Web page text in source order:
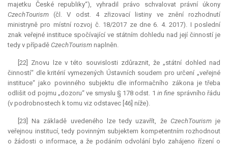
majetku České republiky“), vyhradil právo schvalovat právní úkony
CzechTourism (čl. V odst. 4 zřizovací listiny ve znění rozhodnutí
ministryně pro místní rozvoj č. 18/2017 ze dne 6. 4. 2017). I poslední
znak veřejné instituce spočívající ve státním dohledu nad její činností je
tedy v případě CzechTourism naplněn.
[22] Znovu lze v této souvislosti zdůraznit, že „státní dohled nad
činností“ dle kritérií vymezených Ústavních soudem pro určení „veřejné
instituce“ jako povinného subjektu dle informačního zákona je třeba
odlišit od pojmu „dozoru“ ve smyslu § 178 odst. 1in fine správního řádu
(v podrobnostech k tomu viz odstavec [46] níže).
[23] Na základě uvedeného lze tedy uzavřít, že CzechTourismje
veřejnou institucí, tedy povinným subjektem kompetentním rozhodnout
o žádosti o informace, a že podáním odvolání bylo zahájeno řízení o